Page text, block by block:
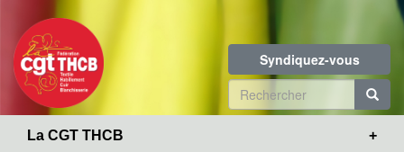
contenu
principal
Syndiquez-vous
Formulaire
de
La CGT THCB